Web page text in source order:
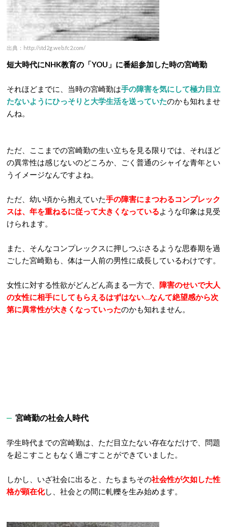
出典：http://std2g.web.fc2.com/
短大時代にNHK教育の「YOU」に番組参加した時の宮崎勤
それほどまでに、当時の宮崎勤は手の障害を気にして極力目立
たないようにひっそりと大学生活を送っていたのかも知れませ
んね。
ただ、ここまでの宮崎勤の生い立ちを見る限りでは、それほど
の異常性は感じないのどころか、ごく普通のシャイな青年とい
うイメージなんですよね。
ただ、幼い頃から抱えていた手の障害にまつわるコンプレック
スは、年を重ねるに従って大きくなっているような印象は見受
けられます。
また、そんなコンプレックスに押しつぶさるような思春期を過
ごした宮崎勤も、体は一人前の男性に成長しているわけです。
女性に対する性欲がどんどん高まる一方で、 障害のせいで大人
の女性に相手にしてもらえるはずはない…なんて絶望感から次
第に異常性が大きくなっていったのかも知れません。
宮崎勤の社会人時代
学生時代までの宮崎勤は、ただ目立たない存在なだけで、問題
を起こすこともなく過ごすことができていました。
しかし、いざ社会に出ると、たちまちその社会性が欠如した性
格が顕在化し、社会との間に軋轢を生み始めます。